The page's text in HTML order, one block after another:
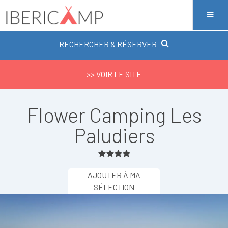
RECHERCHER & RÉSERVER
>> VOIR LE SITE
Flower Camping Les
Paludiers
AJOUTER À MA
SÉLECTION